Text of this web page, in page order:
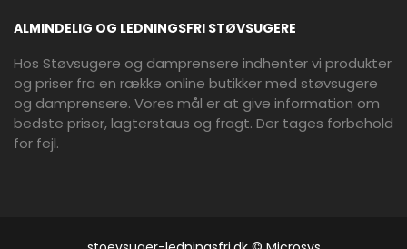
ALMINDELIG OG LEDNINGSFRI STØVSUGERE
Hos Støvsugere og damprensere indhenter vi produkter
og priser fra en række online butikker med støvsugere
og damprensere. Vores mål er at give information om
bedste priser, lagterstaus og fragt. Der tages forbehold
for fejl.